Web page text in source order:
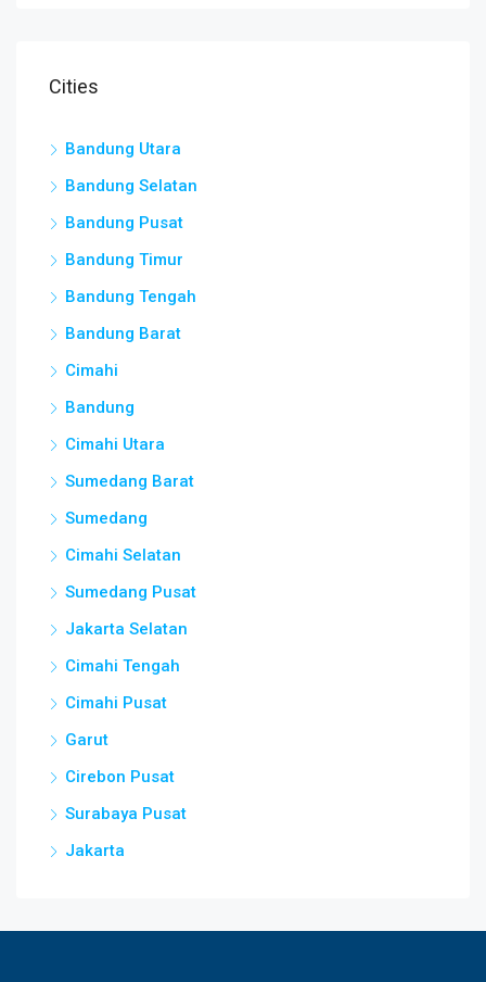
Cities
Bandung Utara
Bandung Selatan
Bandung Pusat
Bandung Timur
Bandung Tengah
Bandung Barat
Cimahi
Bandung
Cimahi Utara
Sumedang Barat
Sumedang
Cimahi Selatan
Sumedang Pusat
Jakarta Selatan
Cimahi Tengah
Cimahi Pusat
Garut
Cirebon Pusat
Surabaya Pusat
Jakarta